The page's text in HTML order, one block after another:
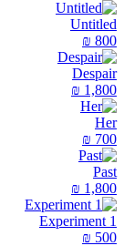
Untitled
800
₪
Despair
1,800
₪
Her
700
₪
Past
1,800
₪
Experiment 1
500
₪